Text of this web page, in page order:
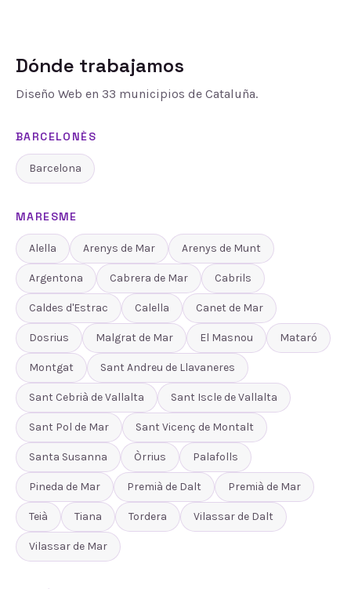
Dónde trabajamos
Diseño Web en 33 municipios de Cataluña.
BARCELONÈS
Barcelona
MARESME
Alella Arenys de Mar Arenys de Munt
Argentona Cabrera de Mar Cabrils
Caldes d'Estrac Calella Canet de Mar
Dosrius Malgrat de Mar El Masnou Mataró
Montgat Sant Andreu de Llavaneres
Sant Cebrià de Vallalta Sant Iscle de Vallalta
Sant Pol de Mar Sant Vicenç de Montalt
Santa Susanna Òrrius Palafolls
Pineda de Mar Premià de Dalt Premià de Mar
Teià Tiana Tordera Vilassar de Dalt
Vilassar de Mar